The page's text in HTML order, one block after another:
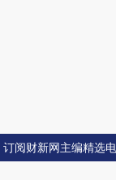
订阅财新网主编精选